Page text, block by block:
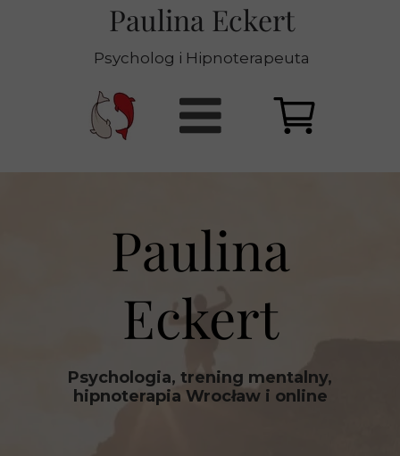
Paulina Eckert
Psycholog i Hipnoterapeuta
Paulina
Eckert
Psychologia, trening mentalny,
hipnoterapia Wrocław i online